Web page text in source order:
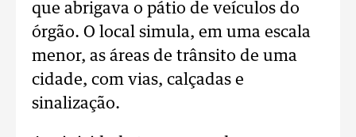
que abrigava o pátio de veículos do
órgão. O local simula, em uma escala
menor, as áreas de trânsito de uma
cidade, com vias, calçadas e
sinalização.